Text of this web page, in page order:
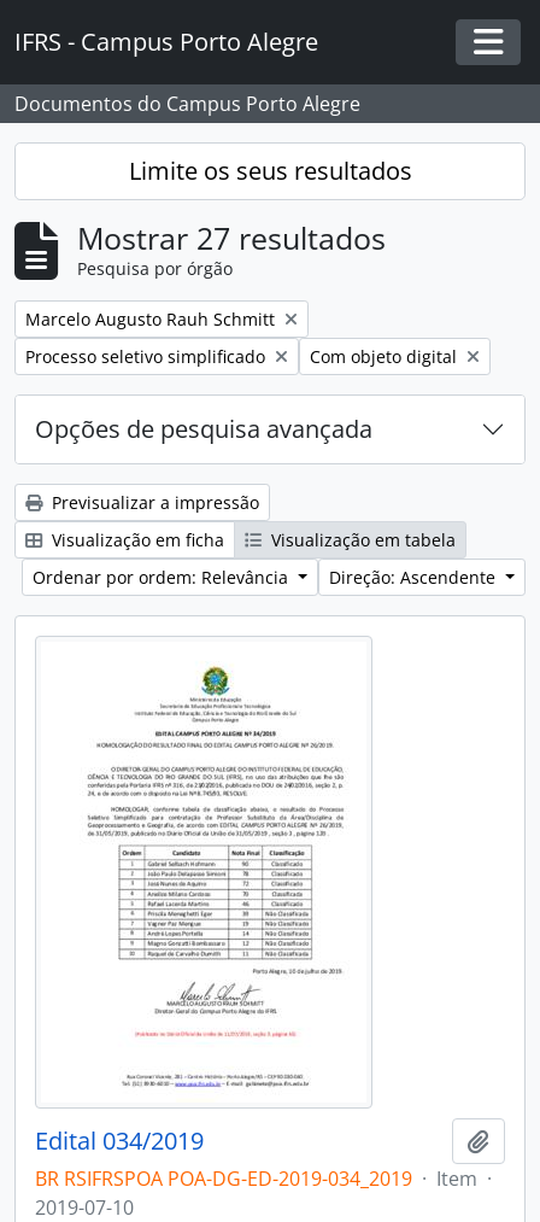
IFRS - Campus Porto Alegre
Documentos do Campus Porto Alegre
Limite os seus resultados
Mostrar 27 resultados
Pesquisa por órgão
Remover filtro:
Marcelo Augusto Rauh Schmitt
Remover filtro:
Processo seletivo simplificado Remover filtro:
Com objeto digital
Opções de pesquisa avançada
Previsualizar a impressão
Visualização em ficha
Visualização em tabela
Ordenar por ordem: Relevância
Direção: Ascendente
Edital 034/2019
BR RSIFRSPOA POA-DG-ED-2019-034_2019 · Item ·
2019-07-10